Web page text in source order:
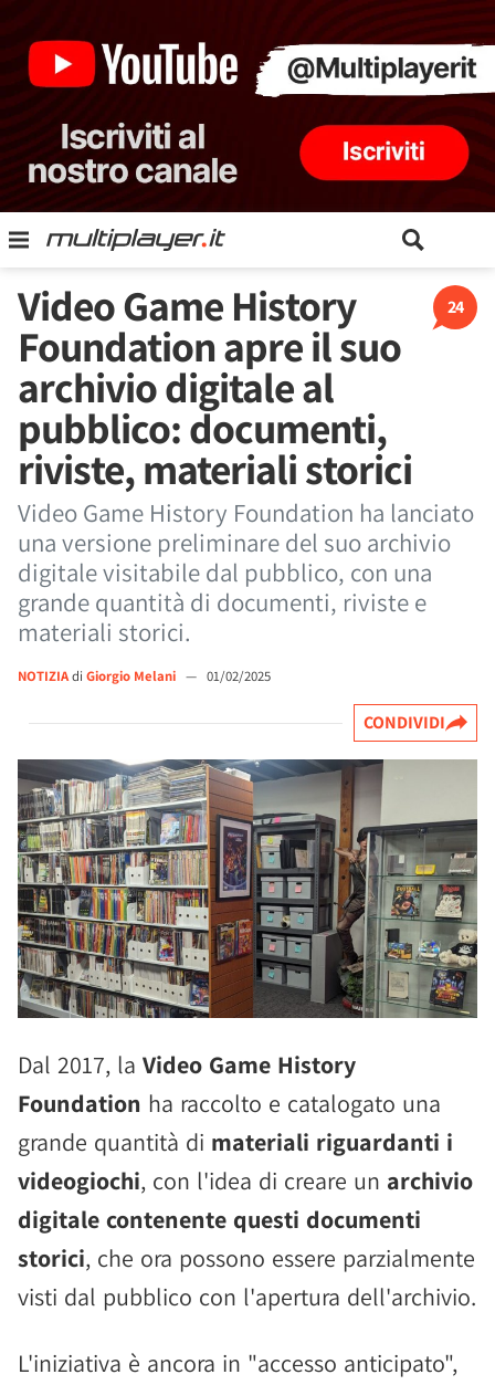
24
Video Game History
Foundation apre il suo
archivio digitale al
pubblico: documenti,
riviste, materiali storici
Video Game History Foundation ha lanciato
una versione preliminare del suo archivio
digitale visitabile dal pubblico, con una
grande quantità di documenti, riviste e
materiali storici.
NOTIZIAdi Giorgio Melani — 01/02/2025
CONDIVIDI
Dal 2017, la Video Game History
Foundation ha raccolto e catalogato una
grande quantità di materiali riguardanti i
videogiochi, con l'idea di creare un archivio
digitale contenente questi documenti
storici, che ora possono essere parzialmente
visti dal pubblico con l'apertura dell'archivio.
L'iniziativa è ancora in "accesso anticipato",